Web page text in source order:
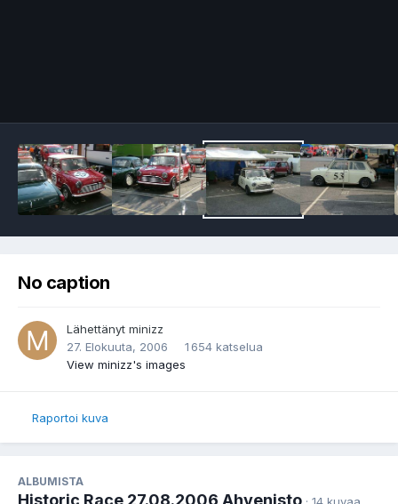
No caption
Lähettänyt minizz
27. Elokuuta, 2006
1 654 katselua
View minizz's images
Raportoi kuva
ALBUMISTA
Historic Race 27.08.2006 Ahvenisto